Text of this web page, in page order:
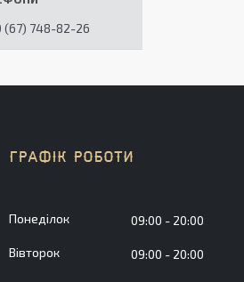
(67) 748-82-26
ГРАФІК РОБОТИ
Понеділок 09:00 20:00
Вівторок 09:00 20:00